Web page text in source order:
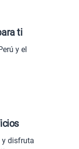
ti
y el
y disfruta